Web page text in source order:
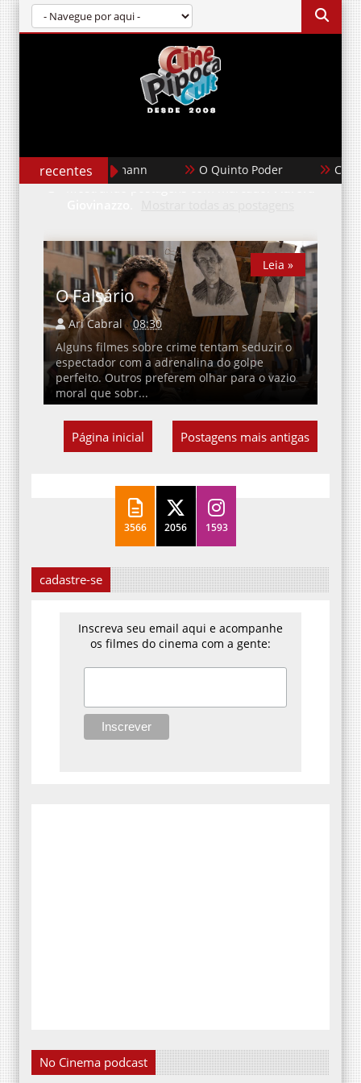
recentes
Faces de Toni Erdmann O Quinto Poder
Mostrando postagens com marcadorAurora
O Falsário
Ari Cabral
08:30
Alguns filmes sobre crime tentam seduzir o
espectador com a adrenalina do golpe
perfeito. Outros preferem olhar para o vazio
moral que sobr...
Leia »
Postagens mais antigas
Página inicial
3566 2056 1593
cadastre-se
Inscreva seu email aqui e acompanhe
os filmes do cinema com a gente:
No Cinema podcast